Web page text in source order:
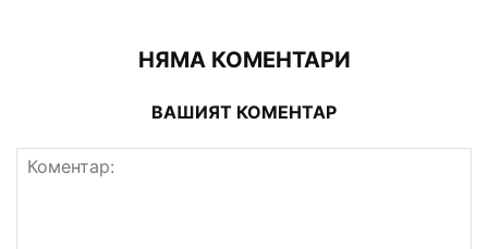
НЯМА КОМЕНТАРИ
ВАШИЯТ КОМЕНТАР